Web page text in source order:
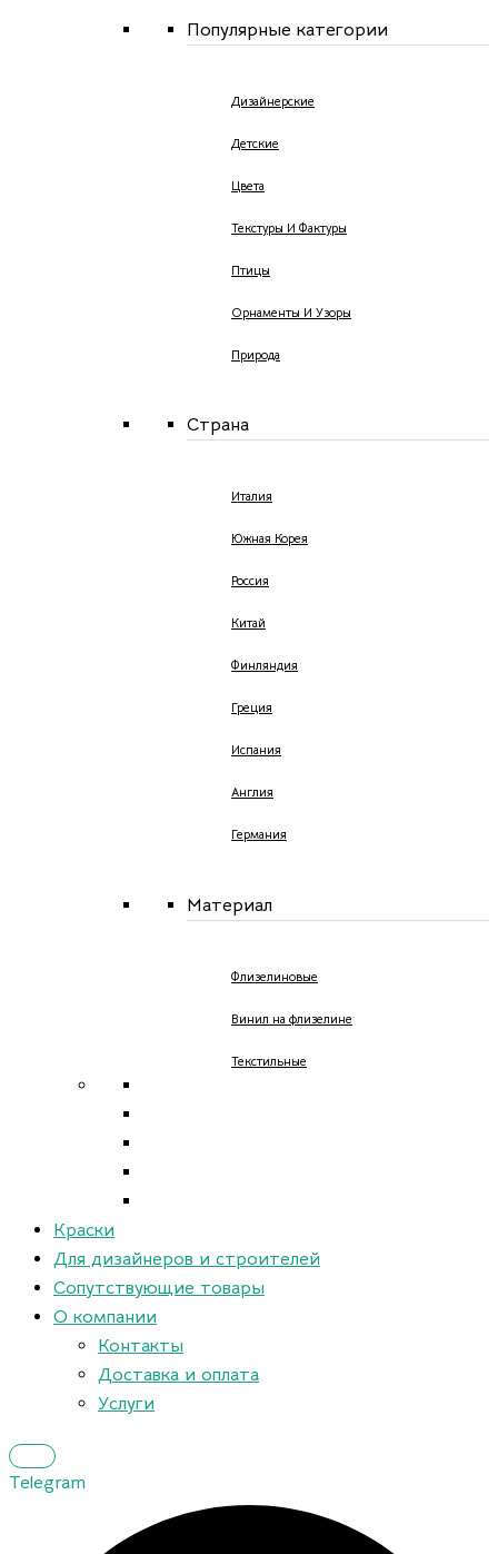
Популярные категории
Дизайнерские
Детские
Цвета
Текстуры И Фактуры
Птицы
Орнаменты И Узоры
Природа
Страна
Италия
Южная Корея
Россия
Китай
Финляндия
Греция
Испания
Англия
Германия
Материал
Флизелиновые
Винил на флизелине
Текстильные
Краски
Для дизайнеров и строителей
Сопутствующие товары
О компании
Контакты
Доставка и оплата
Услуги
Telegram